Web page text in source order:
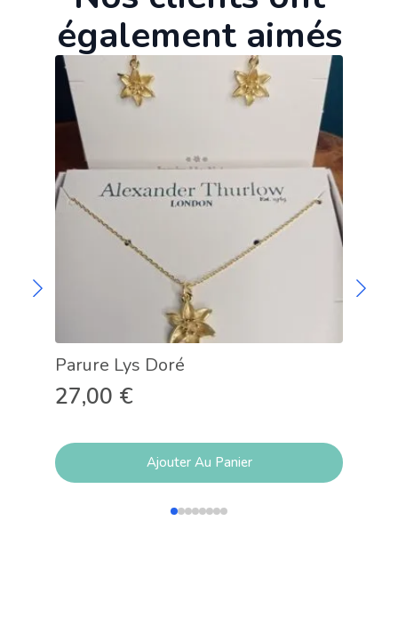
également aimés
Parure Lys Doré
27,00 €
Ajouter Au Panier